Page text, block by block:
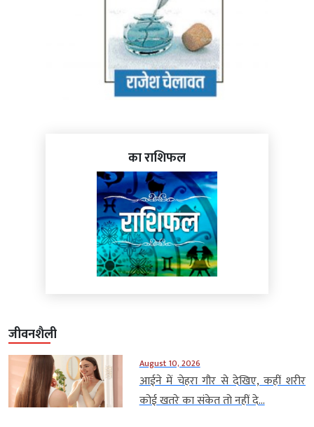
का राशिफल
जीवनशैली
August 10, 2026
आईने में चेहरा गौर से देखिए, कहीं शरीर
कोई खतरे का संकेत तो नहीं दे...